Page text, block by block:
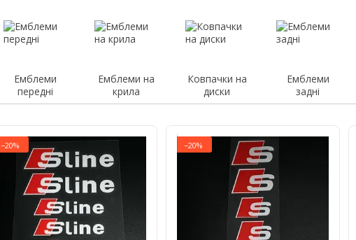
Емблеми
передні
Емблеми на
крила
Ковпачки на
диски
Емблеми
задні
−20% −20%